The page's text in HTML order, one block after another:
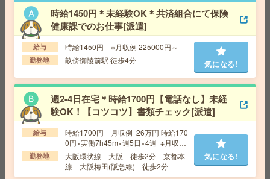
00円～ ■給与の前払いが可能な速払いサービスあり
交通費 交通費支給あり
勤務地
大阪府和泉市 南海泉北線 和泉中央駅バス5
分
気になる!
<月収40万>テーマパーク設備の図面作成！CAD経験者歓
迎！[派遣]
給 与 時給2500円＋交
交通費 *交通費支給(規定有・月額上限3万円迄)
勤務地 JR桜島線 ユニバーサルシティ駅 徒歩5分
＼即日＆無資格OK／クリニックでの受付＆ご案内などの
時給1450円＊未経験OK＊共済組合にて保険
健康課でのお仕事[派遣]
給与 時給1450円 ※月収例 225000円～
勤務地 畝傍御陵前駅 徒歩4分 気になる!
週2-4日在宅＊時給1700円【電話なし】未経
験OK！【コツコツ】書類チェック[派遣]
給与
時給1700円 月収例 26万円 時給170
0円×実働7h45m×週5日×4週 ※月収例
を保証するものではありません。
勤務地
大阪環状線 大阪 徒歩2分 京都本
線 大阪梅田(阪急線) 徒歩2分
気になる!